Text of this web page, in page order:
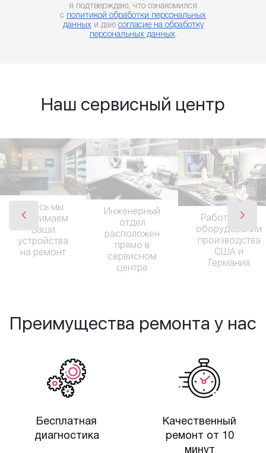
я подтверждаю, что ознакомился
с политикой обработки персональных
данныхи даю согласие на обработку
персональных данных.
Наш сервисный центр
Здесь мы
принимаем
Ваши
устройства
на ремонт
Инженерный
отдел
расположен
прямо в
сервисном
центре
Работаем на
оборудовании
производства
США и
Германия
Преимущества ремонта у нас
Бесплатная
диагностика
Качественный
ремонт от 10
минут